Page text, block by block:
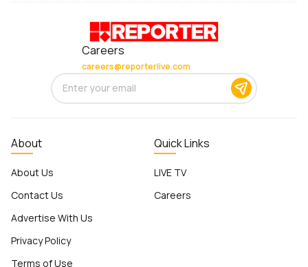
Careers
careers@reporterlive.com
About
About Us
Contact Us
Advertise With Us
Privacy Policy
Terms of Use
Quick Links
LIVE TV
Careers